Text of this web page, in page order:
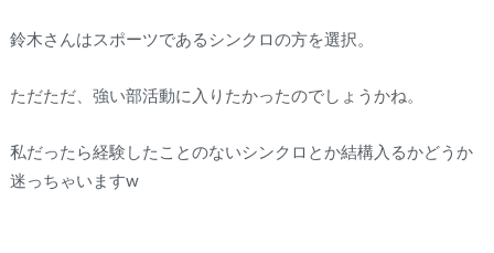
鈴木さんはスポーツであるシンクロの方を選択。
ただただ、強い部活動に入りたかったのでしょうかね。
私だったら経験したことのないシンクロとか結構入るかどうか
迷っちゃいますw